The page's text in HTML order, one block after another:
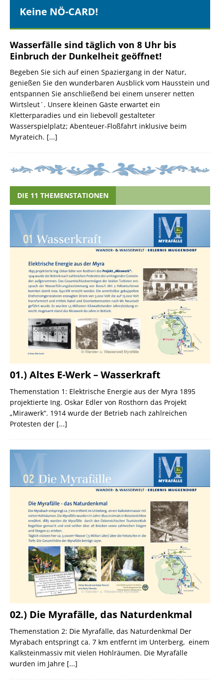
Keine NÖ-CARD!
Wasserfälle sind täglich von 8 Uhr bis
Einbruch der Dunkelheit geöffnet!
Begeben Sie sich auf einen Spaziergang in der Natur,
genießen Sie den wunderbaren Ausblick vom Hausstein und
entspannen Sie anschließend bei einem unserer netten
Wirtsleut´. Unsere kleinen Gäste erwartet ein
Kletterparadies und ein liebevoll gestalteter
Wasserspielplatz; Abenteuer-Floßfahrt inklusive beim
Myrateich. [...]
DIE 11 THEMENSTATIONEN
01.) Altes E-Werk – Wasserkraft
Themenstation 1: Elektrische Energie aus der Myra 1895
projektierte Ing. Oskar Edler von Rosthorn das Projekt
„Mirawerk“. 1914 wurde der Betrieb nach zahlreichen
Protesten der [...]
02.) Die Myrafälle, das Naturdenkmal
Themenstation 2: Die Myrafälle, das Naturdenkmal Der
Myrabach entspringt ca. 7 km entfernt im Unterberg, einem
Kalksteinmassiv mit vielen Hohlräumen. Die Myrafälle
wurden im Jahre [...]